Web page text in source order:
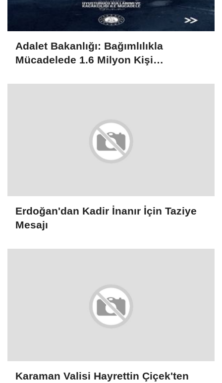
Adalet Bakanlığı: Bağımlılıkla
Mücadelede 1.6 Milyon Kişi
Erdoğan'dan Kadir İnanır İçin Taziye
Mesajı
Karaman Valisi Hayrettin Çiçek'ten